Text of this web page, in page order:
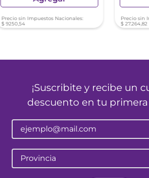
Precio sin Impuestos Nacionales:
$ 9250,54
Precio sin
$ 27.264,82
¡Suscribite y recibe un
descuento en tu
Provincia